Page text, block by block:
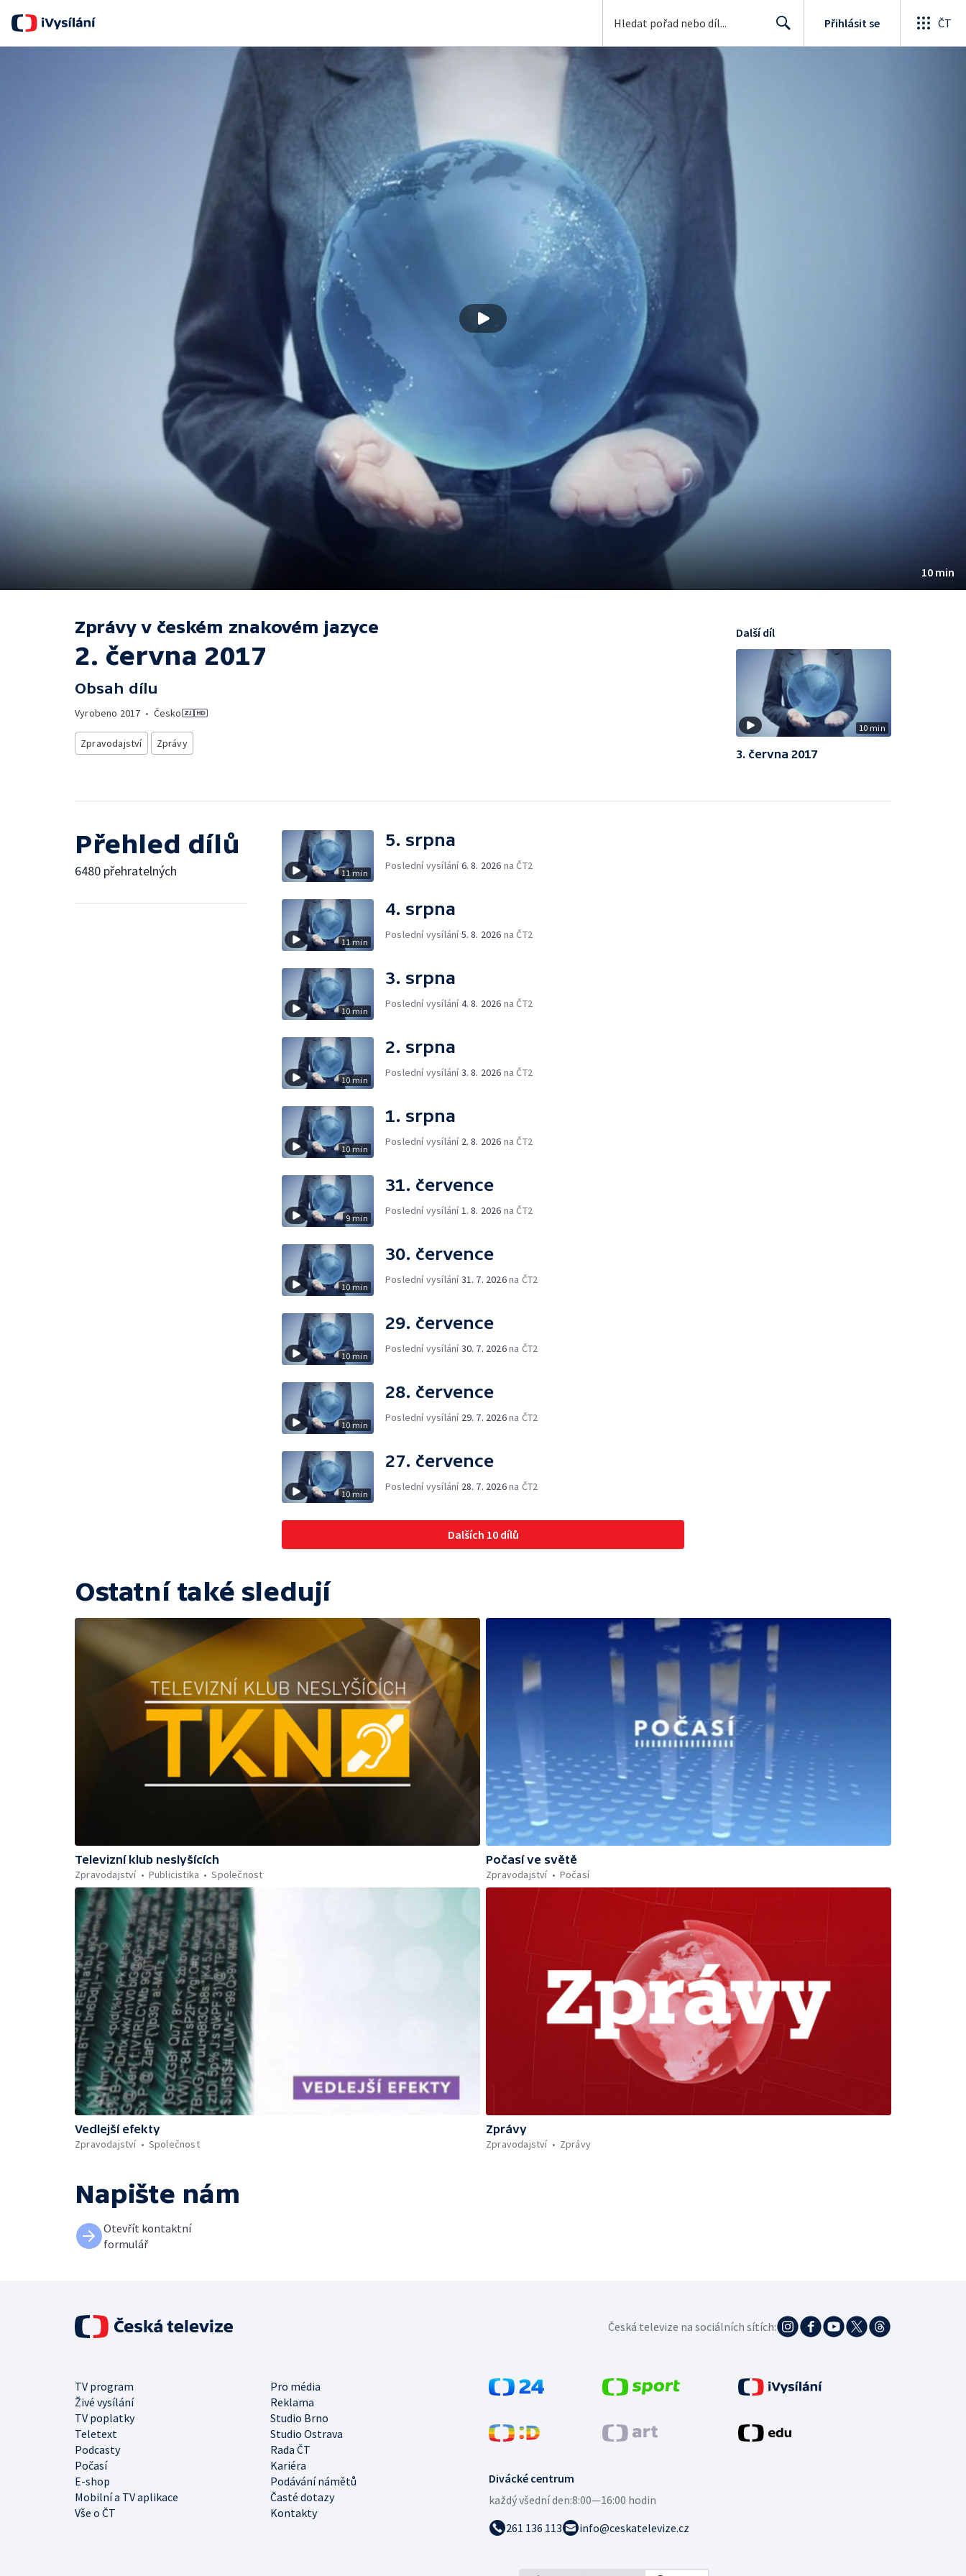
Přihlásit se ČT
10 min
Zprávy v českém znakovém jazyce
2. června 2017
Obsah dílu
Vyrobeno 2017 • Česko
Zpravodajství Zprávy
10 min
Další díl
3. června 2017
Přehled dílů
6480 přehratelných 11 min
5. srpna
Poslední vysílání6. 8. 2026 na ČT2
11 min
4. srpna
Poslední vysílání5. 8. 2026 na ČT2
10 min
3. srpna
Poslední vysílání4. 8. 2026 na ČT2
10 min
2. srpna
Poslední vysílání3. 8. 2026 na ČT2
10 min
1. srpna
Poslední vysílání 2. 8. 2026 na ČT2
9 min
31. července
Poslední vysílání 1. 8. 2026 na ČT2
10 min
30. července
Poslední vysílání31. 7. 2026na ČT2
10 min
29. července
Poslední vysílání30. 7. 2026na ČT2
10 min
28. července
Poslední vysílání 29. 7. 2026na ČT2
10 min
27. července
Poslední vysílání 28. 7. 2026na ČT2
Dalších 10 dílů
Ostatní také sledují
Televizní klub neslyšících
Zpravodajství
Publicistika Společnost
Počasí ve světě
Zpravodajství
Počasí
Vedlejší efekty
Zpravodajství
Společnost
Zprávy
Zpravodajství
Zprávy
Napište nám
Otevřít kontaktní
formulář
Divácké centrum
každý všední den:8:00—16:00 hodin
261 136 113
info@ceskatelevize.cz
TV program
Pro média
Živé vysílání
Reklama
TV poplatky
Studio Brno
Teletext
Studio Ostrava
Podcasty
Rada ČT
Počasí
Kariéra
E-shop
Podávání námětů
Mobilní a TV aplikace
Časté dotazy
Vše o ČT
Kontakty
Česká televize na sociálních sítích: